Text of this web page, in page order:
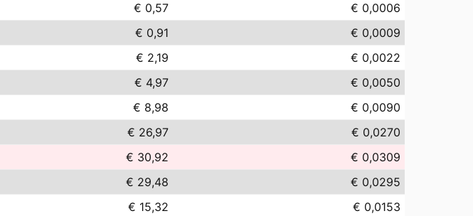
€ 0,57
€ 0,0006
€ 0,91
€ 0,0009
€ 2,19
€ 0,0022
€ 4,97
€ 0,0050
€ 8,98
€ 0,0090
€ 26,97
€ 0,0270
€ 30,92
€ 0,0309
€ 29,48
€ 0,0295
€ 15,32
€ 0,0153